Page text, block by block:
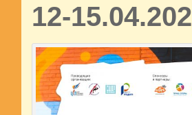
12-